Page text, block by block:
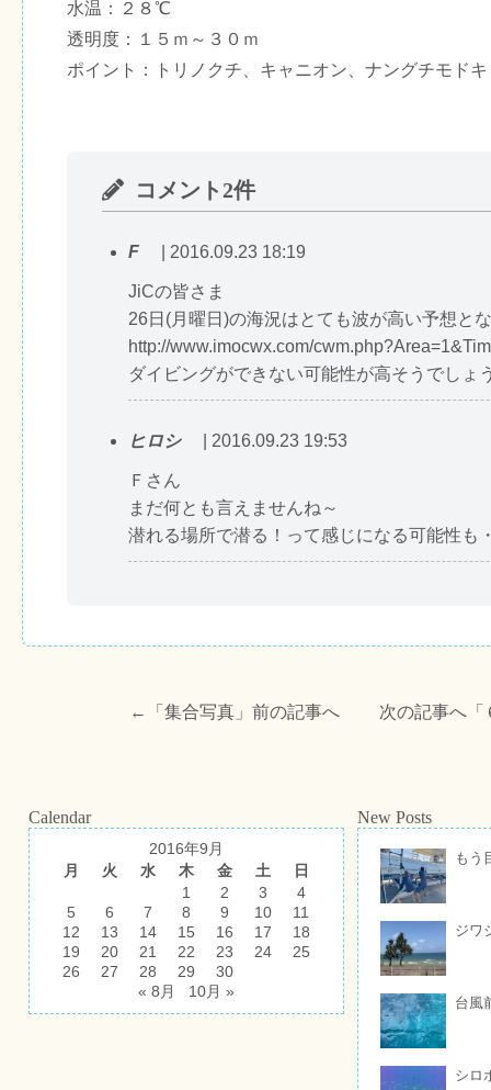
水温：２８℃
透明度：１５ｍ～３０ｍ
ポイント：トリノクチ、キャニオン、ナングチモドキ
コメント2件
F | 2016.09.23 18:19
JiCの皆さま
26日(月曜日)の海況はとても波が高い予想と
http://www.imocwx.com/
ダイビングができない可能性が高そうでしょ
ヒロシ | 2016.09.23 19:53
Ｆさん
まだ何とも言えませんね～
潜れる場所で潜る！って感じになる可能性も
←「 集合写真 」前の記事へ 次の記事へ「
Calendar
2016年9月
月
火 水 木 金 土
日
1
2 3
4
5
6 7 8 9 10
11
12
13 14 15 16 17
18
19
20 21 22 23 24
25
26
27 28 29
30
« 8月
10月 »
New Posts
もう
ジワ
台風
シロ